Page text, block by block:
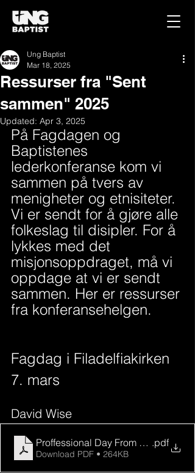
Ressurser fra "Sent
sammen" 2025
Ung Baptist
Mar 18, 2025
Updated: Apr 3, 2025
På Fagdagen og
Baptistenes
lederkonferanse kom vi
sammen på tvers av
menigheter og etnisiteter.
Vi er sendt for å gjøre alle
folkeslag til disipler. For å
lykkes med det
misjonsoppdraget, må vi
oppdage at vi er sendt
sammen. Her er ressurser
fra konferansehelgen.
Fagdag i Filadelfiakirken
7. mars
David Wise
Proffessional Day From mono to
.pdf
Download PDF • 264KB